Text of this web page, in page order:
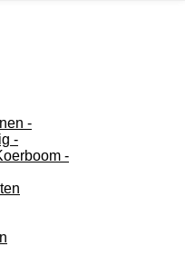
-
-
-